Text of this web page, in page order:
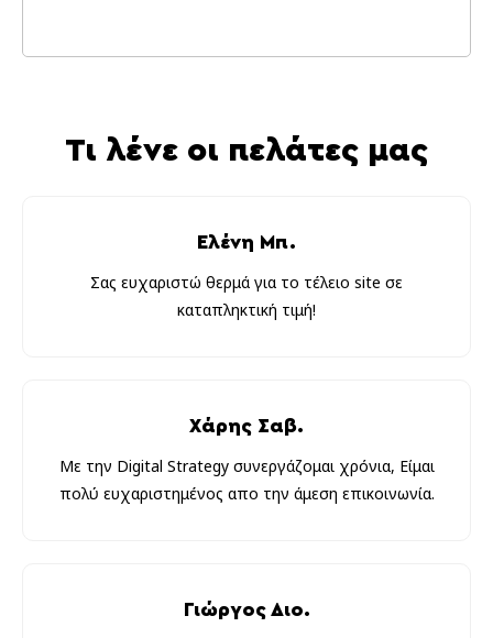
Τι λένε οι πελάτες μας
Ελένη Μπ.
Σας ευχαριστώ θερμά για το τέλειο site σε
καταπληκτική τιμή!
Χάρης Σαβ.
Με την Digital Strategy συνεργάζομαι χρόνια, Είμαι
πολύ ευχαριστημένος απο την άμεση επικοινωνία.
Γιώργος Διο.